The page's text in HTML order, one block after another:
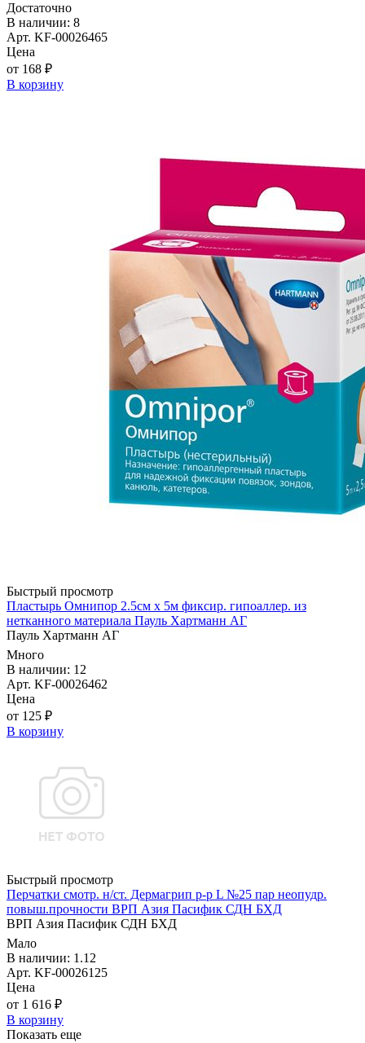
Достаточно
В наличии: 8
Арт. KF-00026465
Цена
от 168 ₽
В корзину
Быстрый просмотр
Пластырь Омнипор 2.5см х 5м фиксир. гипоаллер. из
нетканного материала Пауль Хартманн AГ
Пауль Хартманн AГ
Много
В наличии: 12
Арт. KF-00026462
Цена
от 125 ₽
В корзину
Быстрый просмотр
Перчатки смотр. н/ст. Дермагрип р-р L №25 пар неопудр.
повыш.прочности ВРП Азия Пасифик СДН БХД
ВРП Азия Пасифик СДН БХД
Мало
В наличии: 1.12
Арт. KF-00026125
Цена
от 1 616 ₽
В корзину
Показать еще